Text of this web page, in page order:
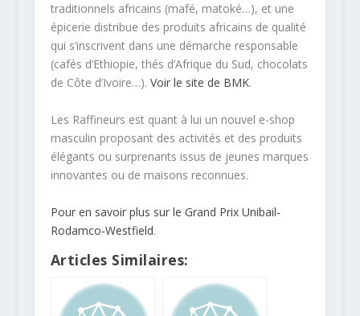
traditionnels africains (mafé, matoké…), et une
épicerie distribue des produits africains de qualité
qui s’inscrivent dans une démarche responsable
(cafés d’Ethiopie, thés d’Afrique du Sud, chocolats
de Côte d’Ivoire…). Voir le site de BMK.
Les Raffineurs est quant à lui un nouvel e-shop
masculin proposant des activités et des produits
élégants ou surprenants issus de jeunes marques
innovantes ou de maisons reconnues.
Pour en savoir plus sur le Grand Prix Unibail-
Rodamco-Westfield.
Articles Similaires: